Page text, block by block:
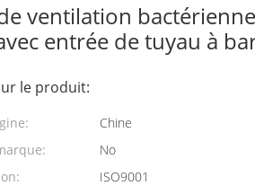
ventilation
entrée de tuyau à
le produit:
Chine
No
ISO9001